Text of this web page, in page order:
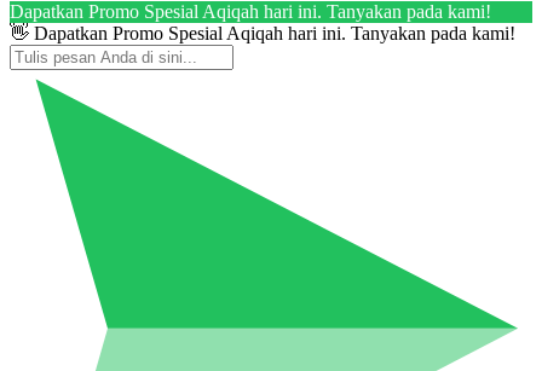
Dapatkan Promo Spesial Aqiqah hari ini. Tanyakan pada kami!
👋 Dapatkan Promo Spesial Aqiqah hari ini. Tanyakan pada kami!